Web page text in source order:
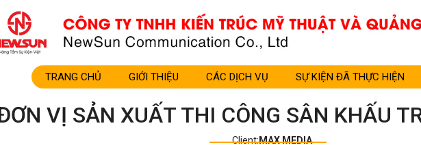
TRANG CHỦ GIỚI THIỆU CÁC DỊCH VỤ SỰ KIỆN ĐÃ THỰC HIỆN
VỊ SẢN XUẤT THI CÔNG SÂN KHẤU
Client:MAX MEDIA